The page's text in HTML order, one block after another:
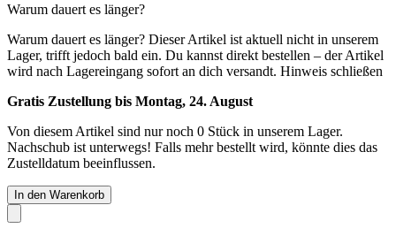
Warum dauert es länger?
Warum dauert es länger? Dieser Artikel ist aktuell nicht in unserem
Lager, trifft jedoch bald ein. Du kannst direkt bestellen – der Artikel
wird nach Lagereingang sofort an dich versandt. Hinweis schließen
Gratis Zustellung bis Montag, 24. August
Von diesem Artikel sind nur noch 0 Stück in unserem Lager.
Nachschub ist unterwegs! Falls mehr bestellt wird, könnte dies das
Zustelldatum beeinflussen.
In den Warenkorb